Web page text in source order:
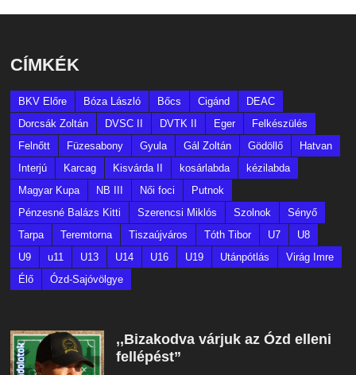
CÍMKÉK
BKV Előre Bóza László Bőcs Cigánd
DEAC
Dorcsák Zoltán
DVSC II DVTK II Eger
Felkészülés
Felnőtt
Füzesabony Gyula Gál Zoltán Gödöllő
Hatvan
Interjú
Karcag Kisvárda II kosárlabda
kézilabda
Magyar Kupa
NB III Női foci
Putnok
Pénzesné Balázs Kitti
Szerencsi Miklós Szolnok
Sényő
Tarpa
Teremtorna Tiszaújváros Tóth Tibor U7
U8
U9
u11 U13 U14 U16 U19 Utánpótlás
Virág Imre
Élő
Ózd-Sajóvölgye
,,Bizakodva várjuk az Ózd elleni
fellépést”